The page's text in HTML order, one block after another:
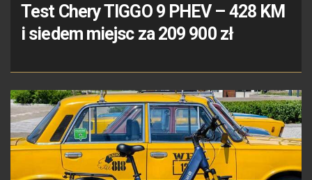
Test Chery TIGGO 9 PHEV – 428 KM
i siedem miejsc za 209 900 zł